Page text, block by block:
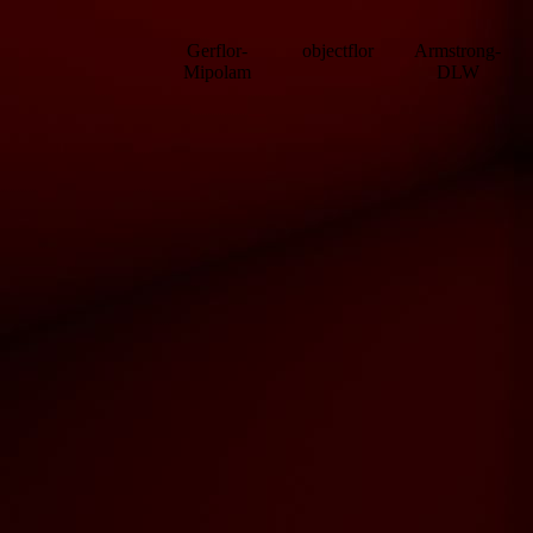
Gerflor-
Mipolam
objectflor
Armstrong-
DLW